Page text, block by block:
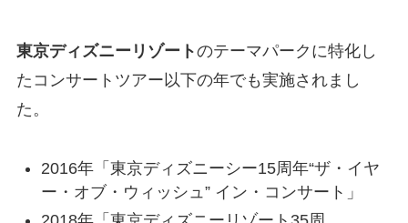
東京ディズニーリゾートのテーマパークに特化し
たコンサートツアー以下の年でも実施されまし
た。
2016年「東京ディズニーシー15周年“ザ・イヤ
ー・オブ・ウィッシュ” イン・コンサート」